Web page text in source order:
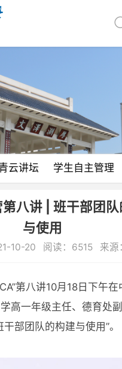
云讲坛 学生自主管理
第八讲 | 班干部团
与使用
10-20 阅读：6515 来源
第八讲10月18日下午
高一年级主任、德育处
部团队的构建与使用”。